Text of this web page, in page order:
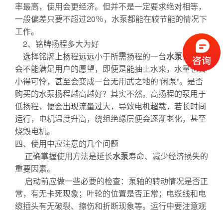
率最高，使用会更经济。但并不是一定要求绝对相等，
一般偏差只要不超过20％，水泵都能在较节能的情况下
工作。
2、铭牌扬程多大为好
选择铭牌上扬程远远小于所需扬程的一台水泵，往往
会不能满足用户的愿望，即便是能抽上水来，水量也会
小得可怜，甚至会变成一台无用武之地的“闲泵”。是否
购买的水泵扬程越高越好？其实不然。高扬程的泵用于
低扬程，便会出现流量过大，导致电机超载，若长时间
运行，电机温度升高，绕组绝缘层便会逐渐老化，甚至
烧毁电机。
四、使用中应注意的几个问题
正确掌握使用方法是延长水泵寿命、减少经济损失的
重要因素。
启动前应做一些必要的检查：泵轴的转动情况是否正
常，有无卡死现象；叶轮的位置是否正常；电缆线和电
缆插头有无破裂、擦伤和折断现象等。运行中要注意观